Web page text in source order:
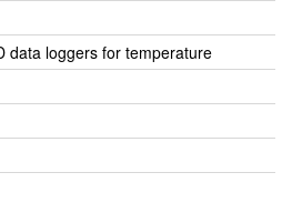
data loggers for temperature